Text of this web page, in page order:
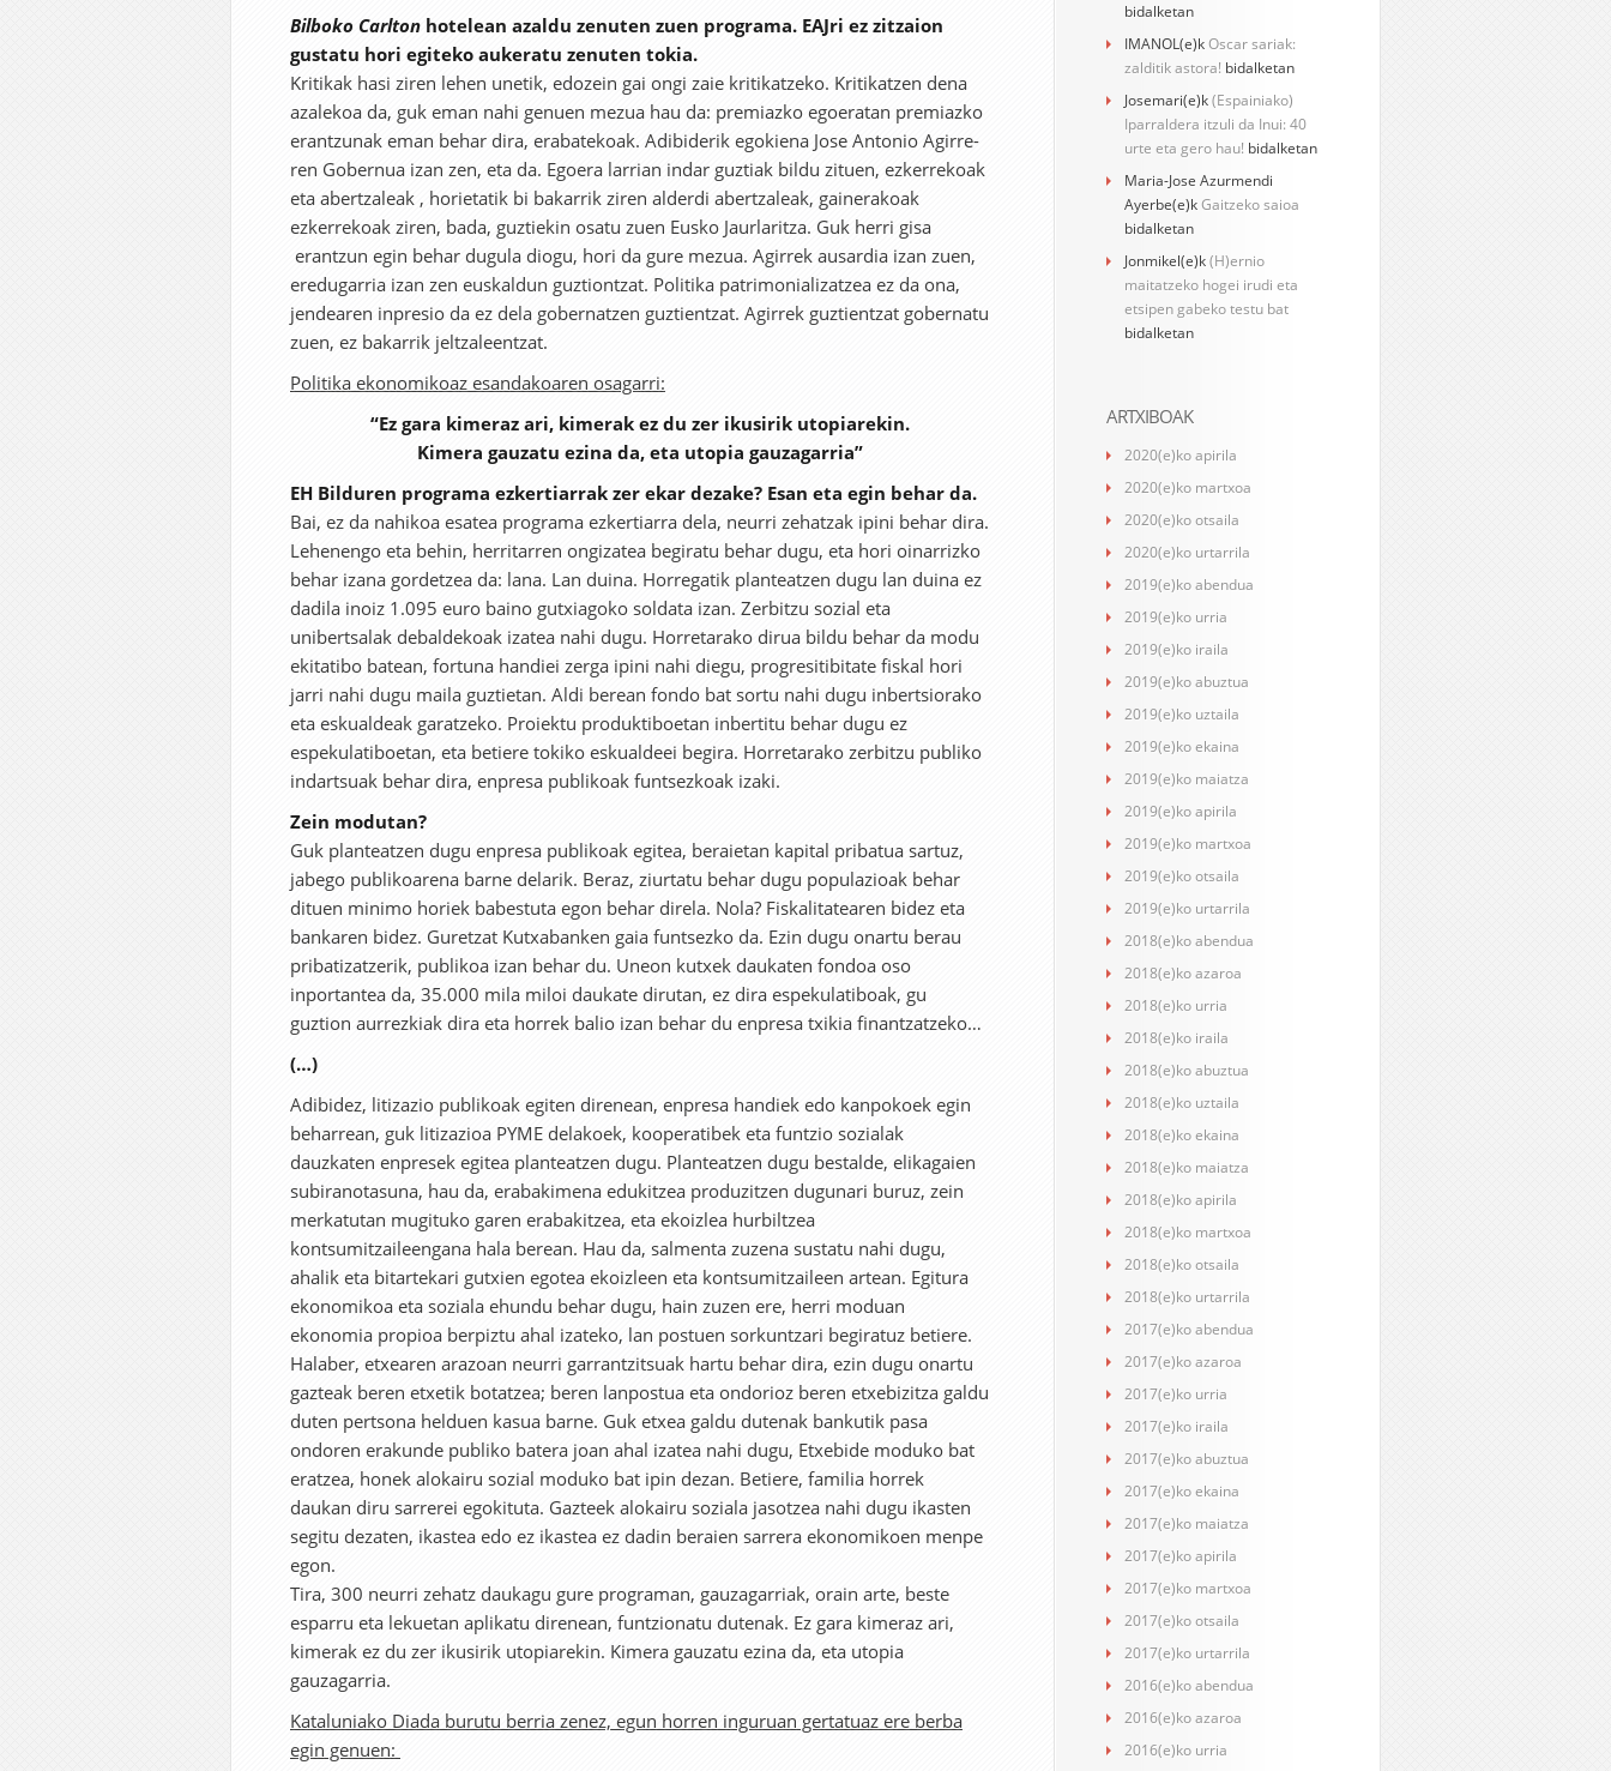
Bilboko Carlton hotelean azaldu zenuten zuen programa. EAJri ez zitzaion
gustatu hori egiteko aukeratu zenuten tokia.
Kritikak hasi ziren lehen unetik, edozein gai ongi zaie kritikatzeko. Kritikatzen dena
azalekoa da, guk eman nahi genuen mezua hau da: premiazko egoeratan premiazko
erantzunak eman behar dira, erabatekoak. Adibiderik egokiena Jose Antonio Agirre-
ren Gobernua izan zen, eta da. Egoera larrian indar guztiak bildu zituen, ezkerrekoak
eta abertzaleak , horietatik bi bakarrik ziren alderdi abertzaleak, gainerakoak
ezkerrekoak ziren, bada, guztiekin osatu zuen Eusko Jaurlaritza. Guk herri gisa
erantzun egin behar dugula diogu, hori da gure mezua. Agirrek ausardia izan zuen,
eredugarria izan zen euskaldun guztiontzat. Politika patrimonializatzea ez da ona,
jendearen inpresio da ez dela gobernatzen guztientzat. Agirrek guztientzat gobernatu
zuen, ez bakarrik jeltzaleentzat.
Politika ekonomikoaz esandakoaren osagarri:
“Ez gara kimeraz ari, kimerak ez du zer ikusirik utopiarekin.
Kimera gauzatu ezina da, eta utopia gauzagarria”
EH Bilduren programa ezkertiarrak zer ekar dezake? Esan eta egin behar da.
Bai, ez da nahikoa esatea programa ezkertiarra dela, neurri zehatzak ipini behar dira.
Lehenengo eta behin, herritarren ongizatea begiratu behar dugu, eta hori oinarrizko
behar izana gordetzea da: lana. Lan duina. Horregatik planteatzen dugu lan duina ez
dadila inoiz 1.095 euro baino gutxiagoko soldata izan. Zerbitzu sozial eta
unibertsalak debaldekoak izatea nahi dugu. Horretarako dirua bildu behar da modu
ekitatibo batean, fortuna handiei zerga ipini nahi diegu, progresitibitate fiskal hori
jarri nahi dugu maila guztietan. Aldi berean fondo bat sortu nahi dugu inbertsiorako
eta eskualdeak garatzeko. Proiektu produktiboetan inbertitu behar dugu ez
espekulatiboetan, eta betiere tokiko eskualdeei begira. Horretarako zerbitzu publiko
indartsuak behar dira, enpresa publikoak funtsezkoak izaki.
Zein modutan?
Guk planteatzen dugu enpresa publikoak egitea, beraietan kapital pribatua sartuz,
jabego publikoarena barne delarik. Beraz, ziurtatu behar dugu populazioak behar
dituen minimo horiek babestuta egon behar direla. Nola? Fiskalitatearen bidez eta
bankaren bidez. Guretzat Kutxabanken gaia funtsezko da. Ezin dugu onartu berau
pribatizatzerik, publikoa izan behar du. Uneon kutxek daukaten fondoa oso
inportantea da, 35.000 mila miloi daukate dirutan, ez dira espekulatiboak, gu
guztion aurrezkiak dira eta horrek balio izan behar du enpresa txikia finantzatzeko…
(…)
Adibidez, litizazio publikoak egiten direnean, enpresa handiek edo kanpokoek egin
beharrean, guk litizazioa PYME delakoek, kooperatibek eta funtzio sozialak
dauzkaten enpresek egitea planteatzen dugu. Planteatzen dugu bestalde, elikagaien
subiranotasuna, hau da, erabakimena edukitzea produzitzen dugunari buruz, zein
merkatutan mugituko garen erabakitzea, eta ekoizlea hurbiltzea
kontsumitzaileengana hala berean. Hau da, salmenta zuzena sustatu nahi dugu,
ahalik eta bitartekari gutxien egotea ekoizleen eta kontsumitzaileen artean. Egitura
ekonomikoa eta soziala ehundu behar dugu, hain zuzen ere, herri moduan
ekonomia propioa berpiztu ahal izateko, lan postuen sorkuntzari begiratuz betiere.
Halaber, etxearen arazoan neurri garrantzitsuak hartu behar dira, ezin dugu onartu
gazteak beren etxetik botatzea; beren lanpostua eta ondorioz beren etxebizitza galdu
duten pertsona helduen kasua barne. Guk etxea galdu dutenak bankutik pasa
ondoren erakunde publiko batera joan ahal izatea nahi dugu, Etxebide moduko bat
eratzea, honek alokairu sozial moduko bat ipin dezan. Betiere, familia horrek
daukan diru sarrerei egokituta. Gazteek alokairu soziala jasotzea nahi dugu ikasten
segitu dezaten, ikastea edo ez ikastea ez dadin beraien sarrera ekonomikoen menpe
egon.
Tira, 300 neurri zehatz daukagu gure programan, gauzagarriak, orain arte, beste
esparru eta lekuetan aplikatu direnean, funtzionatu dutenak. Ez gara kimeraz ari,
kimerak ez du zer ikusirik utopiarekin. Kimera gauzatu ezina da, eta utopia
gauzagarria.
Kataluniako Diada burutu berria zenez, egun horren inguruan gertatuaz ere berba
egin genuen:
bidalketan
IMANOL(e)kOscar sariak:
zalditik astora! bidalketan
Josemari(e)k(Espainiako)
Iparraldera itzuli da Inui: 40
urte eta gero hau! bidalketan
Maria-Jose Azurmendi
Ayerbe(e)kGaitzeko saioa
bidalketan
Jonmikel(e)k(H)ernio
maitatzeko hogei irudi eta
etsipen gabeko testu bat
bidalketan
ARTXIBOAK
2020(e)ko apirila
2020(e)ko martxoa
2020(e)ko otsaila
2020(e)ko urtarrila
2019(e)ko abendua
2019(e)ko urria
2019(e)ko iraila
2019(e)ko abuztua
2019(e)ko uztaila
2019(e)ko ekaina
2019(e)ko maiatza
2019(e)ko apirila
2019(e)ko martxoa
2019(e)ko otsaila
2019(e)ko urtarrila
2018(e)ko abendua
2018(e)ko azaroa
2018(e)ko urria
2018(e)ko iraila
2018(e)ko abuztua
2018(e)ko uztaila
2018(e)ko ekaina
2018(e)ko maiatza
2018(e)ko apirila
2018(e)ko martxoa
2018(e)ko otsaila
2018(e)ko urtarrila
2017(e)ko abendua
2017(e)ko azaroa
2017(e)ko urria
2017(e)ko iraila
2017(e)ko abuztua
2017(e)ko ekaina
2017(e)ko maiatza
2017(e)ko apirila
2017(e)ko martxoa
2017(e)ko otsaila
2017(e)ko urtarrila
2016(e)ko abendua
2016(e)ko azaroa
2016(e)ko urria